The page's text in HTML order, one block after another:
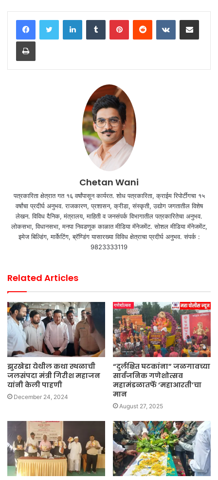
LinkedInTumblr PinterestReddit VKontakteShare via Email
Print
Chetan Wani
पत्रकारिता क्षेत्रात गत १६ वर्षांपासून कार्यरत. शोध पत्रकारिता, क्राईम रिपोर्टींगचा १५
वर्षांचा प्रदीर्घ अनुभव. राजकारण, प्रशासन, क्रीडा, संस्कृती, उद्योग जगतातील विशेष
लेखन. विविध दैनिक, मंत्रालय, माहिती व जनसंपर्क विभागातील पत्रकारितेचा अनुभव.
लोकसभा, विधानसभा, मनपा निवडणूक काळात मीडिया मॅनेजमेंट. सोशल मीडिया मॅनेजमेंट,
इमेज बिल्डिंग, मार्केटिंग, ब्रॅण्डिंग यासारख्या विविध क्षेत्राचा प्रदीर्घ अनुभव. संपर्क :
9823333119
Related Articles
झुरखेडा येथील कथा स्थळाची
जलसंपदा मंत्री गिरीश महाजन
यांनी केली पाहणी
December 24, 2024
“दुर्लक्षित घटकांना” जळगावच्या
सार्वजनिक गणेशोत्सव
महामंडळातर्फे ‘महाआरती’चा
मान
August 27, 2025